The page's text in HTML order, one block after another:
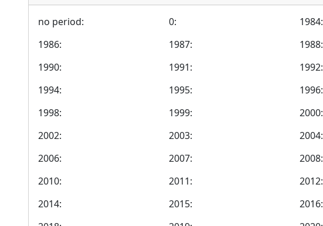
no period: 0: 1984:
1986:
1987: 1988:
1990:
1991: 1992:
1994:
1995: 1996:
1998:
1999: 2000:
2002:
2003: 2004:
2006:
2007: 2008:
2010:
2011: 2012:
2014:
2015: 2016: